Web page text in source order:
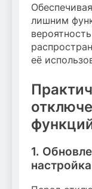
лишним
её
1.